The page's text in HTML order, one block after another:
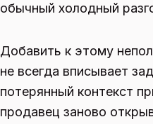
обычный холодный
Добавить к этому
не всегда вписывает
потерянный контекст
продавец заново